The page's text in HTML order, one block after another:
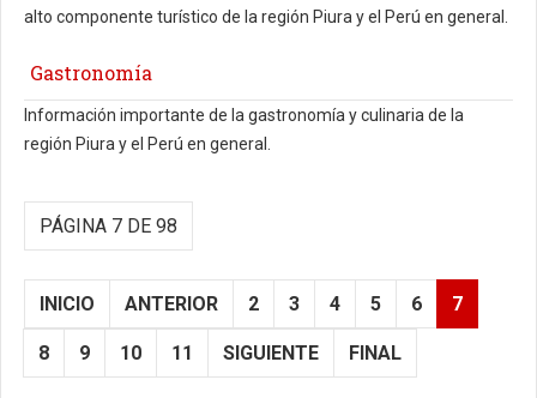
alto componente turístico de la región Piura y el Perú en general.
Gastronomía
Información importante de la gastronomía y culinaria de la
región Piura y el Perú en general.
PÁGINA 7 DE 98
INICIO ANTERIOR 2 3 4 5 6 7
8 9 10 11 SIGUIENTE FINAL